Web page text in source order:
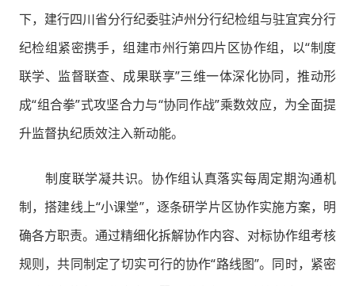
下，建行四川省分行纪委驻泸州分行纪检组与驻宜宾分行
纪检组紧密携手，组建市州行第四片区协作组，以“制度
联学、监督联查、成果联享”三维一体深化协同，推动形
成“组合拳”式攻坚合力与“协同作战”乘数效应，为全面提
升监督执纪质效注入新动能。
制度联学凝共识。协作组认真落实每周定期沟通机
制，搭建线上“小课堂”，逐条研学片区协作实施方案，明
确各方职责。通过精细化拆解协作内容、对标协作组考核
规则，共同制定了切实可行的协作“路线图”。同时，紧密